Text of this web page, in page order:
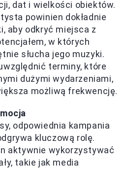
dat i wielkości obiektów.
powinien dokładnie
aby odkryć miejsca z
w których
słucha jego muzyki.
terminy, które
dużymi wydarzeniami,
możliwą frekwencję.
odpowiednia kampania
kluczową rolę.
aktywnie wykorzystywać
takie jak media